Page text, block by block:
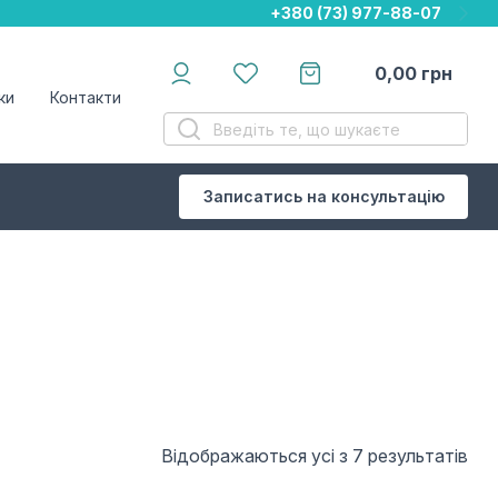
+380 (73) 977-88-07
+380 (73) 977-88-07
+380 (73) 977-88-07
Контакти
0,00 грн
Записатись на консультацію
Відображаються усі з 7 результатів